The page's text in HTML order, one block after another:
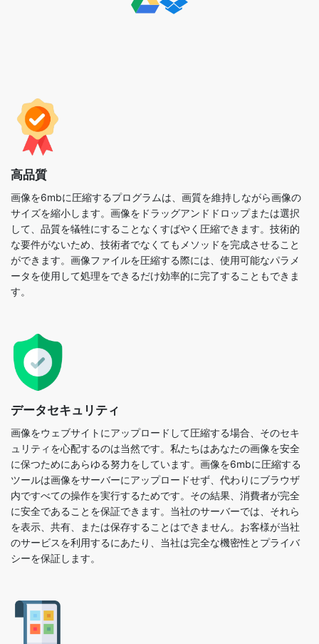
高品質
画像を6mbに圧縮するプログラムは、画質を維持しながら画像の
サイズを縮小します。画像をドラッグアンドドロップまたは選択
して、品質を犠牲にすることなくすばやく圧縮できます。技術的
ができます。画像ファイルを圧縮する際には、使用可能なパラメ
ータを使用して処理をできるだけ効率的に完了することもできま
す。
データセキュリティ
画像をウェブサイトにアップロードして圧縮する場合、そのセキ
ュリティを心配するのは当然です。私たちはあなたの画像を安全
に保つためにあらゆる努力をしています。画像を6mbに圧縮する
内ですべての操作を実行するためです。その結果、消費者が完全
に安全であることを保証できます。当社のサーバーでは、それら
を表示、共有、または保存することはできません。お客様が当社
のサービスを利用するにあたり、当社は完全な機密性とプライバ
シーを保証します。
柔軟性